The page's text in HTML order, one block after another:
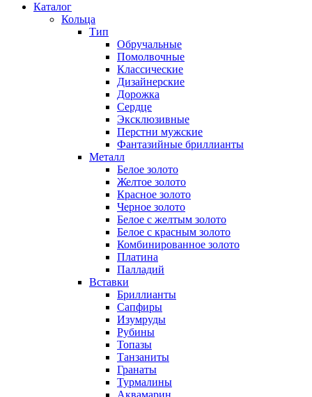
Каталог
Кольца
Тип
Обручальные
Помолвочные
Классические
Дизайнерские
Дорожка
Сердце
Эксклюзивные
Перстни мужские
Фантазийные бриллианты
Металл
Белое золото
Желтое золото
Красное золото
Черное золото
Белое с желтым золото
Белое с красным золото
Комбинированное золото
Платина
Палладий
Вставки
Бриллианты
Сапфиры
Изумруды
Рубины
Топазы
Танзаниты
Гранаты
Турмалины
Аквамарин